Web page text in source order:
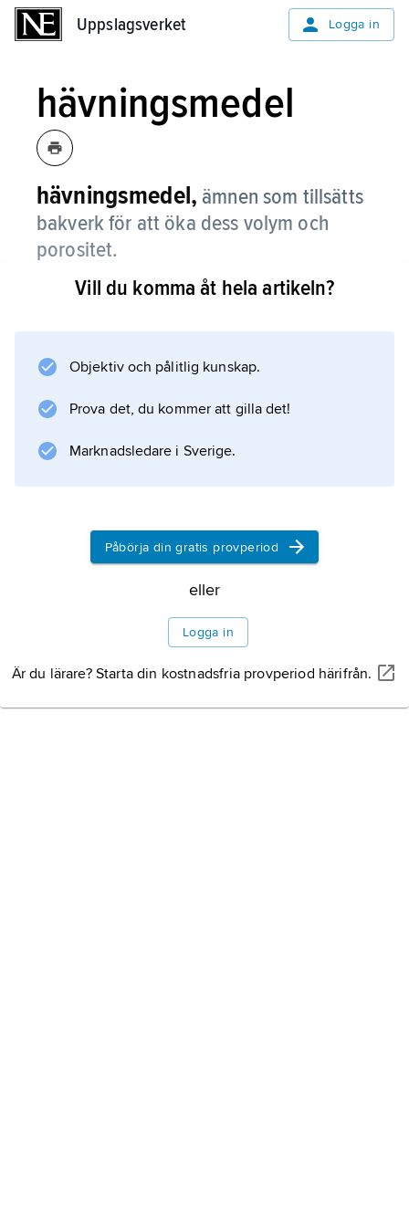
Uppslagsverket Logga in
hävningsmedel
hävningsmedel, ämnen som tillsätts
bakverk för att öka dess volym och
porositet.
De kan vara biologiska som jäst och surdeg
Vill du komma åt hela artikeln?
Objektiv och pålitlig kunskap.
Prova det, du kommer att gilla det!
Marknadsledare i Sverige.
Påbörja din gratis provperiod
eller
Logga in
Är du lärare? Starta din kostnadsfria provperiod härifrån.